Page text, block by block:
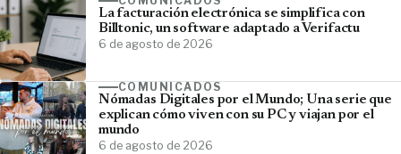
La facturación electrónica se simplifica con
Billtonic, un software adaptado a Verifactu
6 de agosto de 2026
COMUNICADOS
Nómadas Digitales por el Mundo; Una serie que
explican cómo viven con su PC y viajan por el
mundo
6 de agosto de 2026